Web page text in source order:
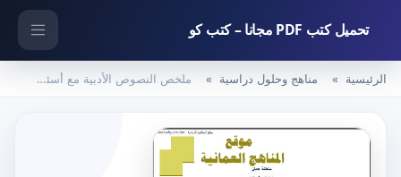
تحميل كتب PDF مجانا – كتب كو
الرئيسية مناهج وحلول دراسية ملخص النصوص الأدبية مع أسئلة اختبارية (لغة عربية) الحادي عشر